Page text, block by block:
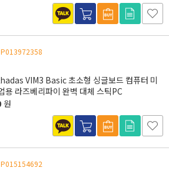
P013972358
VIM3 Basic 초소형 싱글보드 컴퓨터 미
용 라즈베리파이 완벽 대체 스틱PC
원
P015154692